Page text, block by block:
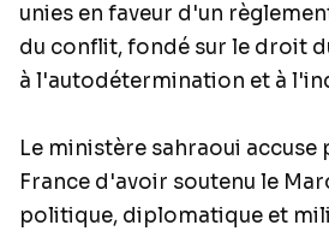
unies en faveur d'un
du conflit, fondé sur le droit
à l'autodétermination et à
Le ministère sahraoui accuse
France d'avoir soutenu le
politique, diplomatique et